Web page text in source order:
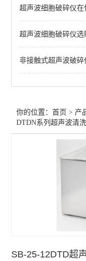
DTS系列双频超声
DT、DTN系列超声
超声波细胞破碎仪
超声波细胞破碎仪选
非接触式超声波破碎
你的位置：首页 > 产
DTDN系列超声波清
SB-25-12DTD超